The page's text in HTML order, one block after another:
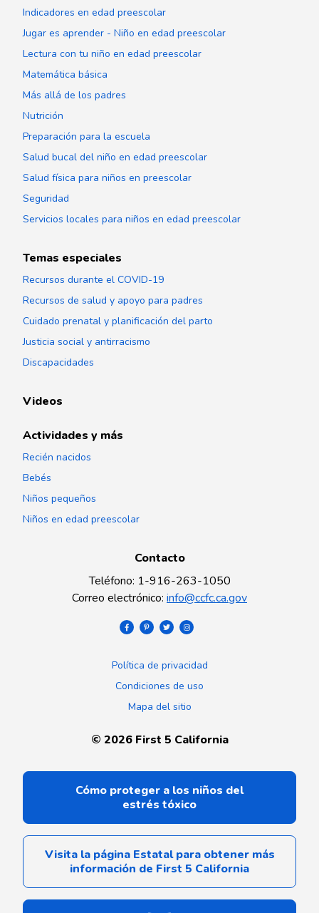
Indicadores en edad preescolar
Jugar es aprender - Niño en edad preescolar
Lectura con tu niño en edad preescolar
Matemática básica
Más allá de los padres
Nutrición
Preparación para la escuela
Salud bucal del niño en edad preescolar
Salud física para niños en preescolar
Seguridad
Servicios locales para niños en edad preescolar
Temas especiales
Recursos durante el COVID-19
Recursos de salud y apoyo para padres
Cuidado prenatal y planificación del parto
Justicia social y antirracismo
Discapacidades
Videos
Actividades y más
Recién nacidos
Bebés
Niños pequeños
Niños en edad preescolar
Contacto
Teléfono: 1-916-263-1050
Correo electrónico: info@ccfc.ca.gov
Política de privacidad
Condiciones de uso
Mapa del sitio
© 2026First 5 California
Cómo proteger a los niños del
estrés tóxico
Visita la página Estatal para obtener más
información de First 5 California